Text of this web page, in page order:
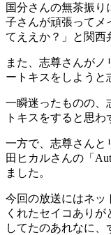
国分さんの無茶振
子さんが頑張ってメ
てええか？」と関西
また、志尊さんが
ートキスをしようと
一瞬迷ったものの、
トキスをすると思わ
一方で、志尊さんと
田ヒカルさんの「
ました。
今回の放送にはネッ
くれたセイコあり
してたのあれなに